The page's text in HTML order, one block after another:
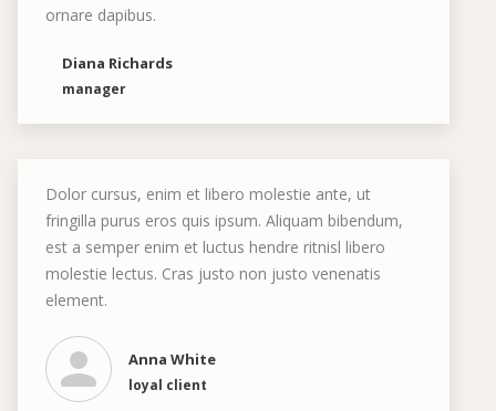
ornare dapibus.
Diana Richards
manager
Dolor cursus, enim et libero molestie ante, ut
fringilla purus eros quis ipsum. Aliquam bibendum,
est a semper enim et luctus hendre ritnisl libero
molestie lectus. Cras justo non justo venenatis
element.
Anna White
loyal client